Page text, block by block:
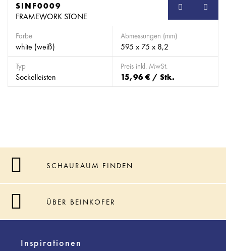
SB
SINF0009
FRAMEWORK STONE
Farbe
white (weiß)
Abmessungen (mm)
595 x 75 x 8,2
Typ
Sockelleisten
Preis inkl. MwSt.
15,96 € / Stk.
SCHAURAUM FINDEN
ÜBER BEINKOFER
Inspirationen